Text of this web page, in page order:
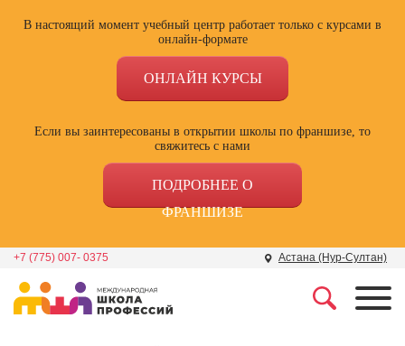
В настоящий момент учебный центр работает только с курсами в
онлайн-формате
ОНЛАЙН КУРСЫ
Если вы заинтересованы в открытии школы по франшизе, то
свяжитесь с нами
ПОДРОБНЕЕ О
ФРАНШИЗЕ
+7 (775) 007- 0375 Астана (Нур-Султан)